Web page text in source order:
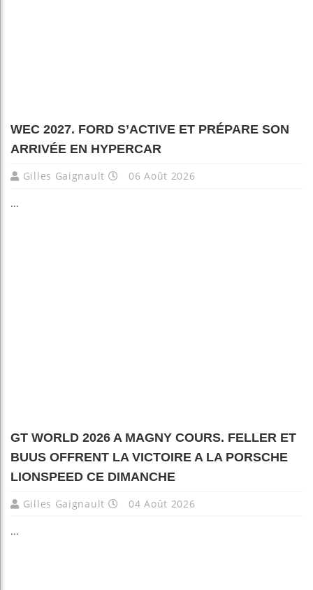
WEC 2027. FORD S’ACTIVE ET PRÉPARE SON
ARRIVÉE EN HYPERCAR
Gilles Gaignault 06 Août 2026
...
GT WORLD 2026 A MAGNY COURS. FELLER ET
BUUS OFFRENT LA VICTOIRE A LA PORSCHE
LIONSPEED CE DIMANCHE
Gilles Gaignault 04 Août 2026
...